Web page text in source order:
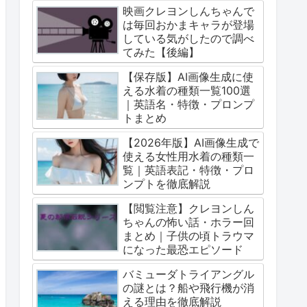
映画クレヨンしんちゃんで
は毎回おかまキャラが登場
している気がしたので調べ
てみた【後編】
【保存版】AI画像生成に使
える水着の種類一覧100選
｜英語名・特徴・プロンプ
トまとめ
【2026年版】AI画像生成で
使える女性用水着の種類一
覧｜英語表記・特徴・プロ
ンプトを徹底解説
【閲覧注意】クレヨンしん
ちゃんの怖い話・ホラー回
まとめ｜子供の頃トラウマ
になった最恐エピソード
バミューダトライアングル
の謎とは？船や飛行機が消
える理由を徹底解説